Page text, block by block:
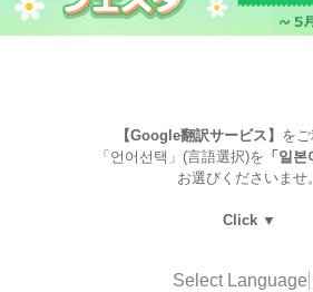
【Google翻訳サービス】 を
「언어선택」(言語選択)を 「일
お選びくださいませ。
Click ▼
Select Language